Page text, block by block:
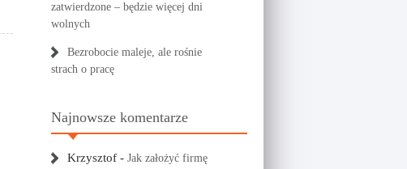
zatwierdzone – będzie więcej dni
wolnych
Bezrobocie maleje, ale rośnie
strach o pracę
Najnowsze komentarze
Krzysztof - Jak założyć firmę